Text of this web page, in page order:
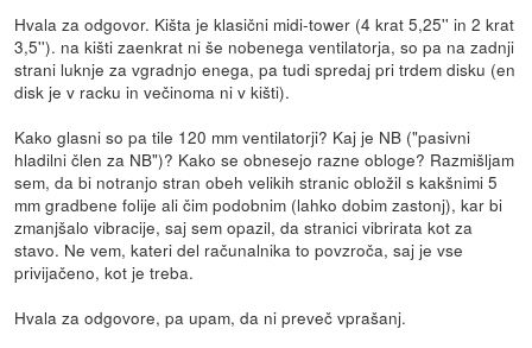
Hvala za odgovor. Kišta je klasični midi-tower (4 krat 5,25'' in 2 krat
3,5''). na kišti zaenkrat ni še nobenega ventilatorja, so pa na zadnji
strani luknje za vgradnjo enega, pa tudi spredaj pri trdem disku (en
disk je v racku in večinoma ni v kišti).
Kako glasni so pa tile 120 mm ventilatorji? Kaj je NB ("pasivni
hladilni člen za NB")? Kako se obnesejo razne obloge? Razmišljam
sem, da bi notranjo stran obeh velikih stranic obložil s kakšnimi 5
mm gradbene folije ali čim podobnim (lahko dobim zastonj), kar bi
zmanjšalo vibracije, saj sem opazil, da stranici vibrirata kot za
stavo. Ne vem, kateri del računalnika to povzroča, saj je vse
privijačeno, kot je treba.
Hvala za odgovore, pa upam, da ni preveč vprašanj.